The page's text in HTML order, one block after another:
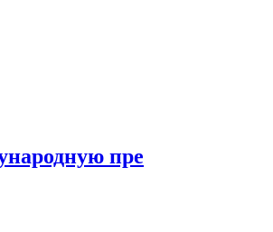
пре